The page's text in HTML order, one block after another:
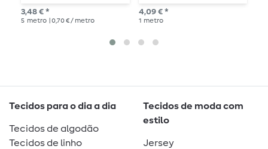
comprimento
3,48 € *
5 metro | 0,70 € / metro
4,09 € *
1 metro
Tecidos para o dia a dia
Tecidos de algodão
Tecidos de linho
Tecidos de moda com
estilo
Jersey